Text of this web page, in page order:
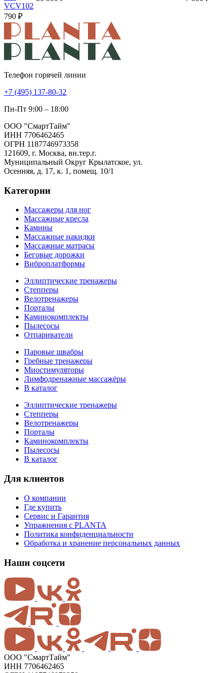
VCV102
790 ₽
Телефон горячей линии
+7 (495) 137-80-32
Пн-Пт 9:00 – 18:00
ООО "СмартТайм"
ИНН 7706462465
ОГРН 1187746973358
121609, г. Москва, вн.тер.г.
Муниципальный Округ Крылатское, ул.
Осенняя, д. 17, к. 1, помещ. 10/1
Категории
Массажеры для ног
Массажные кресла
Камины
Массажные накидки
Массажные матрасы
Беговые дорожки
Виброплатформы
Эллиптические тренажеры
Степперы
Велотренажеры
Порталы
Каминокомплекты
Пылесосы
Отпариватели
Паровые швабры
Гребные тренажеры
Миостимуляторы
Лимфодренажные массажёры
В каталог
Эллиптические тренажеры
Степперы
Велотренажеры
Порталы
Каминокомплекты
Пылесосы
В каталог
Для клиентов
О компании
Где купить
Сервис и Гарантия
Упражнения с PLANTA
Политика конфиденциальности
Обработка и хранение персональных данных
Наши соцсети
ООО "СмартТайм"
ИНН 7706462465